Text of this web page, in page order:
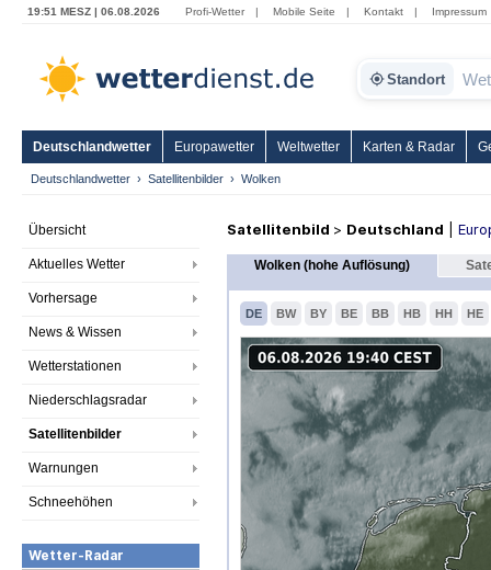
19:51 MESZ | 06.08.2026 Profi-Wetter | Mobile Seite | Kontakt | Impressum
Standort
Deutschlandwetter Europawetter Weltwetter Karten & Radar
Deutschlandwetter Satellitenbilder Wolken
Übersicht
Aktuelles Wetter
Vorhersage
News & Wissen
Wetterstationen
Niederschlagsradar
Satellitenbilder
Warnungen
Schneehöhen
Wetter-Radar
Satellitenbild > Deutschland
Wolken (hohe Auflösung)
DE BW BY BE BB HB HH HE